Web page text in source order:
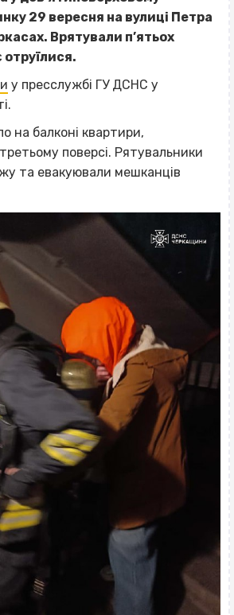
29 вересня на вулиці Петра
Врятували п’ятьох
у пресслужбі ГУ ДСНС у
на балконі квартири,
поверсі. Рятувальники
та евакуювали мешканців